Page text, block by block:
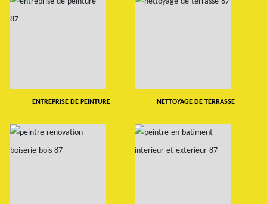
ENTREPRISE DE PEINTURE NETTOYAGE DE TERRASSE